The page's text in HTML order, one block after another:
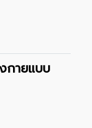
กายแบบ